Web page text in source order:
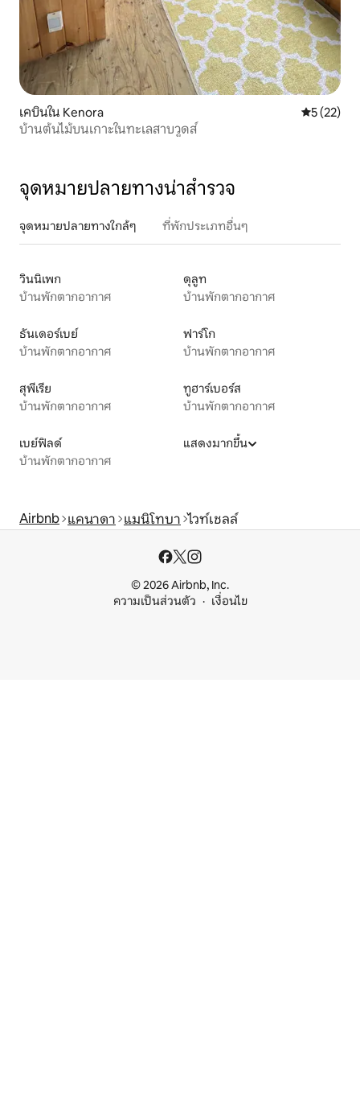
เคบินใน Kenora คะแนนเฉลี่
5 (22)
บ้านต้นไม้บนเกาะในทะเลสาบวูดส์
จุดหมายปลายทางน่าสำรวจ
จุดหมายปลายทางใกล้ๆ ที่พักประเภทอื่นๆ
วินนิเพก
บ้านพักตากอากาศ
ดุลูท
บ้านพักตากอากาศ
ธันเดอร์เบย์
บ้านพักตากอากาศ
ฟาร์โก
บ้านพักตากอากาศ
สุพีเรีย
บ้านพักตากอากาศ
ทูฮาร์เบอร์ส
บ้านพักตากอากาศ
เบย์ฟิลด์
บ้านพักตากอากาศ
แสดงมากขึ้น
Airbnb แคนาดา แมนิโทบา ไวท์เชลล์
© 2026 Airbnb, Inc.
ความเป็นส่วนตัว
เงื่อนไข